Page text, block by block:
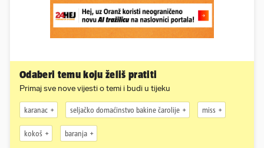
Odaberi temu koju želiš pratiti
Primaj sve nove vijesti o temi i budi u tijeku
karanac seljačko domaćinstvo bakine čarolije miss
kokoš baranja